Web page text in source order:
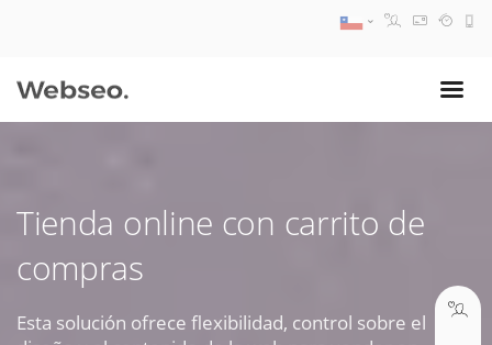
Tienda online con carrito de
compras
Esta solución ofrece flexibilidad, control sobre el
09:30 AM A 18:30 PM